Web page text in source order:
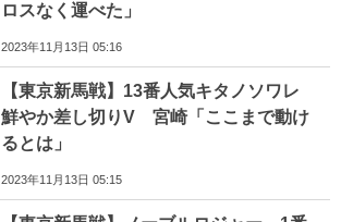
ロスなく運べた」
2023年11月13日 05:16
【東京新馬戦】13番人気キタノソワレ
鮮やか差し切りV 宮崎「ここまで動け
るとは」
2023年11月13日 05:15